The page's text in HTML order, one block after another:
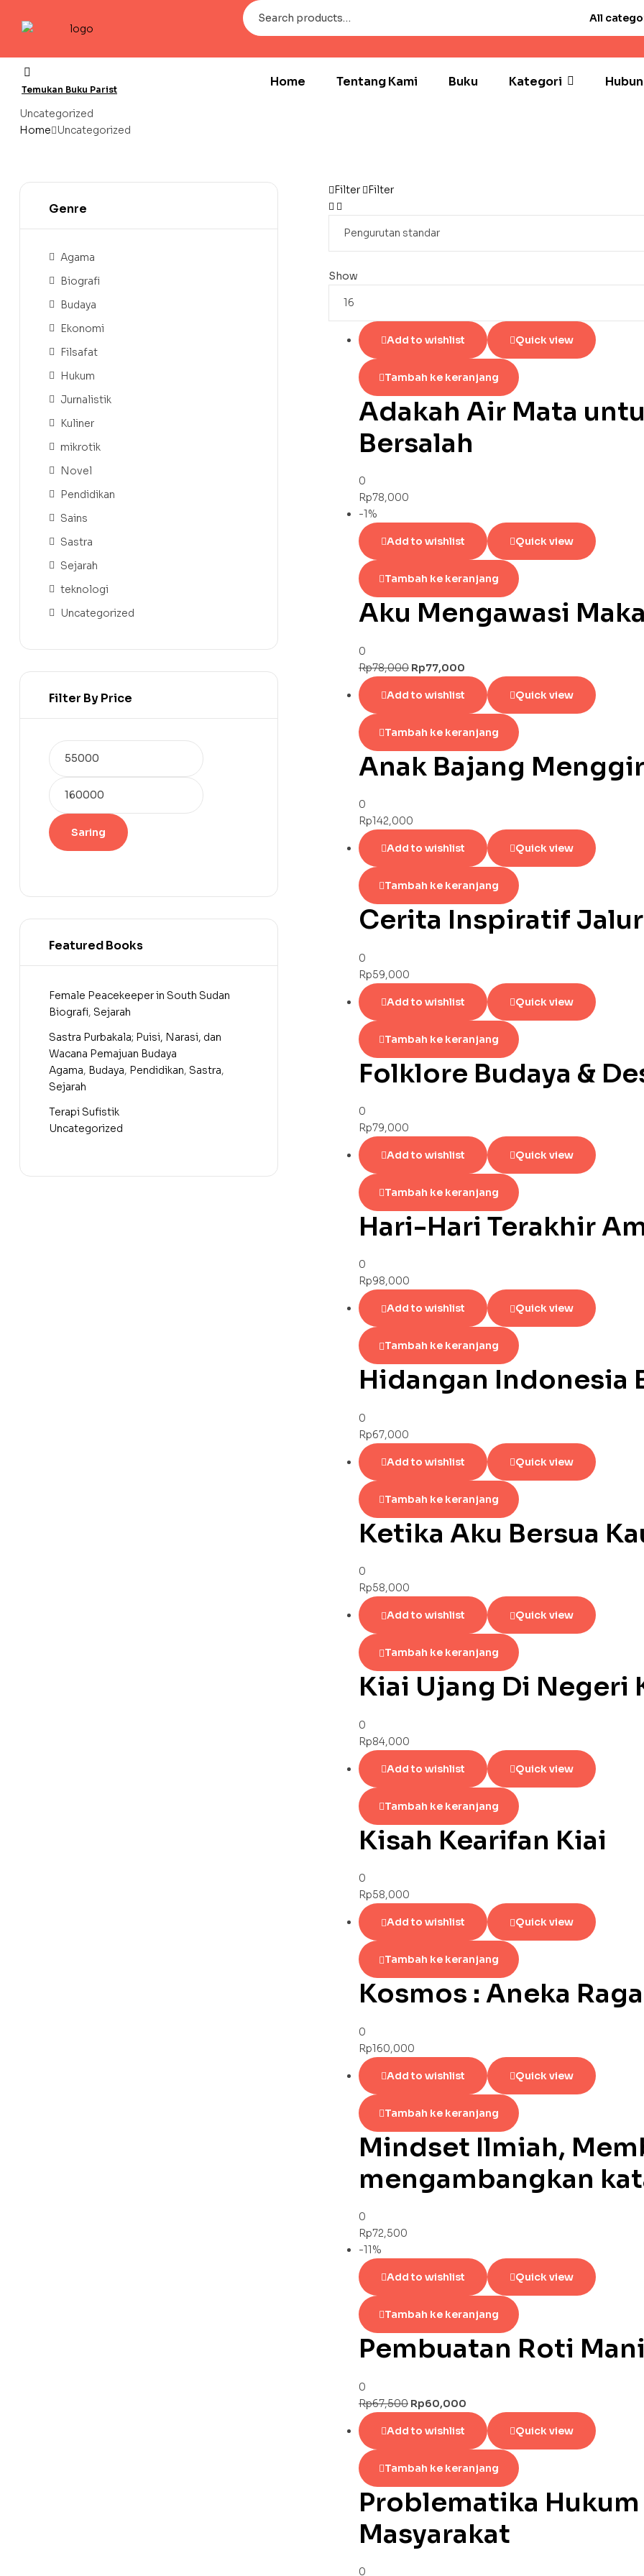
All
Temukan Buku Parist
Home Tentang Kami Buku Kategori
Uncategorized
Home
Uncategorized
Filter Filter
Show
Add to wishlist Quick view
Tambah ke keranjang
Adakah Air Mata
Bersalah
0
Rp78,000
-1%
Add to wishlist Quick view
Tambah ke keranjang
Aku Mengawasi
0
Rp78,000 Rp77,000
Add to wishlist Quick view
Tambah ke keranjang
Anak Bajang
0
Rp142,000
Add to wishlist Quick view
Tambah ke keranjang
Cerita Inspiratif
0
Rp59,000
Add to wishlist Quick view
Tambah ke keranjang
Folklore Budaya &
0
Rp79,000
Add to wishlist Quick view
Tambah ke keranjang
Hari-Hari Terakhir
0
Rp98,000
Add to wishlist Quick view
Tambah ke keranjang
Hidangan Indonesia
0
Rp67,000
Add to wishlist Quick view
Tambah ke keranjang
Ketika Aku Bersua
0
Rp58,000
Add to wishlist Quick view
Tambah ke keranjang
Kiai Ujang Di Negeri
0
Rp84,000
Add to wishlist Quick view
Tambah ke keranjang
Kisah Kearifan Kiai
0
Rp58,000
Add to wishlist Quick view
Tambah ke keranjang
Kosmos : Aneka
0
Rp160,000
Add to wishlist Quick view
Tambah ke keranjang
Mindset Ilmiah,
mengambangkan
0
Rp72,500
-11%
Add to wishlist Quick view
Tambah ke keranjang
Pembuatan Roti
0
Rp67,500 Rp60,000
Add to wishlist Quick view
Tambah ke keranjang
Problematika
Masyarakat
0
Genre
Agama
Biografi
Budaya
Ekonomi
Filsafat
Hukum
Jurnalistik
Kuliner
mikrotik
Novel
Pendidikan
Sains
Sastra
Sejarah
teknologi
Uncategorized
Filter By Price
Saring
Featured Books
Female Peacekeeper in South Sudan
Biografi, Sejarah
Sastra Purbakala; Puisi, Narasi, dan
Wacana Pemajuan Budaya
Agama, Budaya, Pendidikan, Sastra,
Sejarah
Terapi Sufistik
Uncategorized